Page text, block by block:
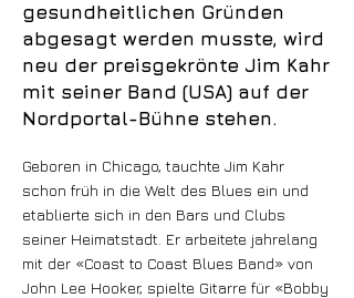
gesundheitlichen Gründen
abgesagt werden musste, wird
neu der preisgekrönte Jim Kahr
mit seiner Band (USA) auf der
Nordportal-Bühne stehen.
Geboren in Chicago, tauchte Jim Kahr
schon früh in die Welt des Blues ein und
etablierte sich in den Bars und Clubs
seiner Heimatstadt. Er arbeitete jahrelang
mit der «Coast to Coast Blues Band» von
John Lee Hooker, spielte Gitarre für «Bobby